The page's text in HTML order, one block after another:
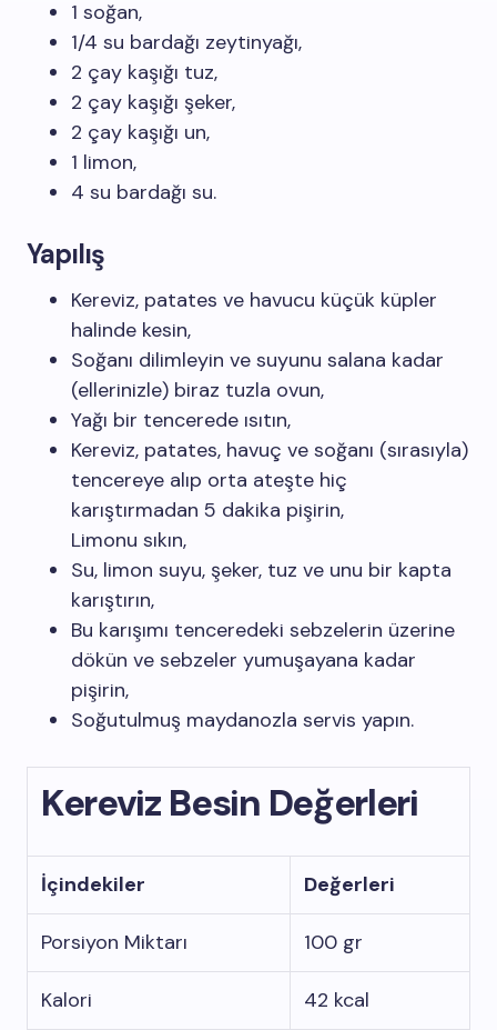
1 soğan,
1/4 su bardağı zeytinyağı,
2 çay kaşığı tuz,
2 çay kaşığı şeker,
2 çay kaşığı un,
1 limon,
4 su bardağı su.
Yapılış
Kereviz, patates ve havucu küçük küpler
halinde kesin,
Soğanı dilimleyin ve suyunu salana kadar
(ellerinizle) biraz tuzla ovun,
Yağı bir tencerede ısıtın,
Kereviz, patates, havuç ve soğanı (sırasıyla)
tencereye alıp orta ateşte hiç
karıştırmadan 5 dakika pişirin,
Limonu sıkın,
Su, limon suyu, şeker, tuz ve unu bir kapta
karıştırın,
Bu karışımı tenceredeki sebzelerin üzerine
dökün ve sebzeler yumuşayana kadar
pişirin,
Soğutulmuş maydanozla servis yapın.
Kereviz Besin Değerleri
İçindekiler Değerleri
Porsiyon Miktarı 100 gr
Kalori 42 kcal